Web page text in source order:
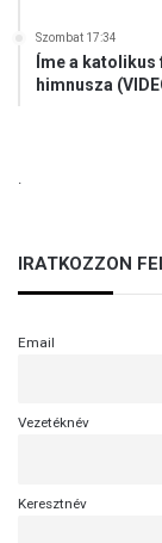
Szombat 17:34
Íme a
himnusza
IRATKOZZON
Email
Vezetéknév
Keresztnév